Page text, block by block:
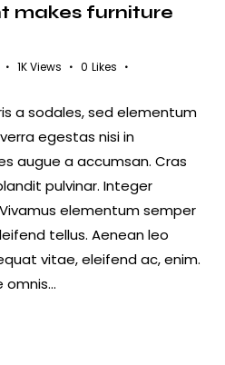
makes furniture
1K Views 0 Likes
a sodales, sed elementum
egestas nisi in
augue a accumsan. Cras
pulvinar. Integer
elementum semper
tellus. Aenean leo
vitae, eleifend ac, enim.
omnis…